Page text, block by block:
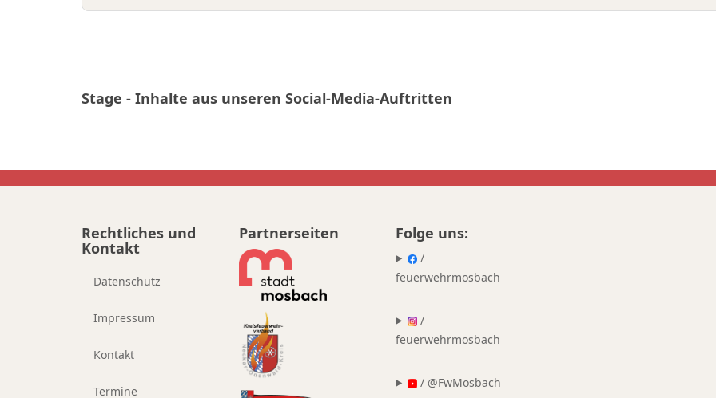
Stage - Inhalte aus unseren Social-Media-Auftritten
Rechtliches und
Kontakt
Datenschutz
Impressum
Kontakt
Termine
Partnerseiten Folge uns:
/
feuerwehrmosbach
/
feuerwehrmosbach
/ @FwMosbach